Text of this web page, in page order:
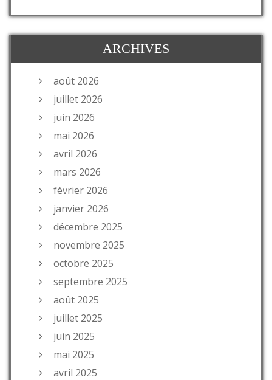
ARCHIVES
août 2026
juillet 2026
juin 2026
mai 2026
avril 2026
mars 2026
février 2026
janvier 2026
décembre 2025
novembre 2025
octobre 2025
septembre 2025
août 2025
juillet 2025
juin 2025
mai 2025
avril 2025